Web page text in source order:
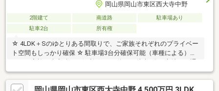
岡山県岡山市東区西大寺中野
2階建て 南道路
駐車場あり
駐車2台
所有権
☆ 4LDK＋Sのゆとりある間取りで、ご家族それぞれのプライベー
ト空間もしっかり確保 ☆ 駐車場3台分確保可能（車種による）
勤・通学にもアクセス良好 ☆ 2004年築の住宅で、まだまだ快適
にお住まいいただけます ☆ 白と木目調のコントラストが美しい、